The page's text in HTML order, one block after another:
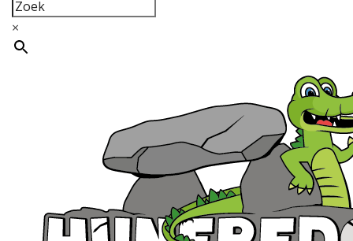
×